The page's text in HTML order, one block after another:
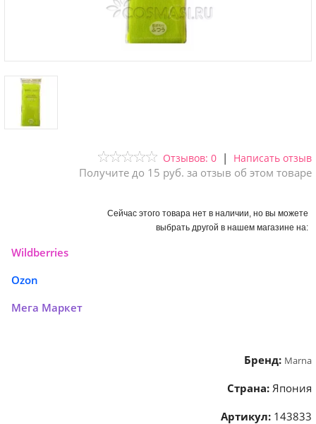
Отзывов: 0 | Написать отзыв
Получите до 15 руб. за отзыв об этом товаре
Сейчас этого товара нет в наличии, но вы можете
выбрать другой в нашем магазине на:
Wildberries
Ozon
Мега Маркет
Бренд: Marna
Страна: Япония
Артикул: 143833